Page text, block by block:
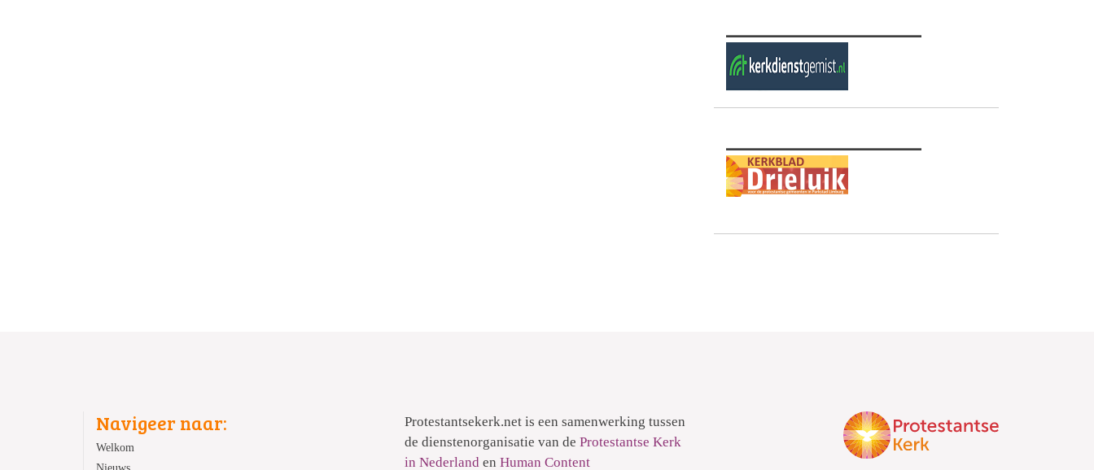
Navigeer naar:
Welkom
Protestantsekerk.net is een samenwerking tussen
de dienstenorganisatie van de Protestantse Kerk
in Nederlanden Human Content